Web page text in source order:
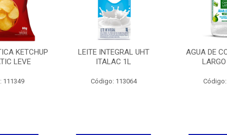
KETCHUP
LEVE
111349
LEITE INTEGRAL UHT
ITALAC 1L
Código: 113064
AGUA DE
Código: